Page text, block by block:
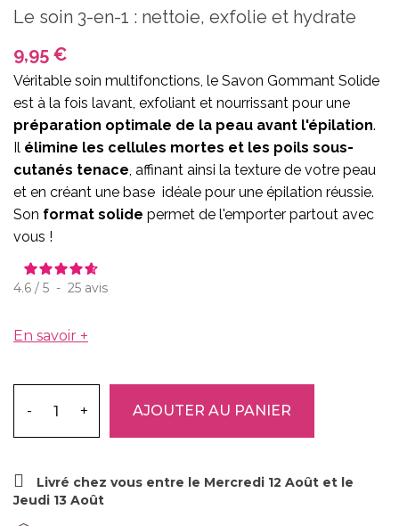
Le soin 3-en-1 : nettoie, exfolie et hydrate
9,95 €
Véritable soin multifonctions, le Savon Gommant Solide
est à la fois lavant, exfoliant et nourrissant pour une
préparation optimale de la peau avant l'épilation.
Il élimine les cellules mortes et les poils sous-
cutanés tenace, affinant ainsi la texture de votre peau
et en créant une base idéale pour une épilation réussie.
Son format solide permet de l'emporter partout avec
vous !
4.6 / 5 - 25 avis
En savoir +
- + AJOUTER AU PANIER
Livré chez vous entre le Mercredi 12 Août et le
Jeudi 13 Août